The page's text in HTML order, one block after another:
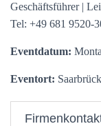
Geschäftsführer |
Tel: +49 681 9520-
Eventdatum:
Eventort: